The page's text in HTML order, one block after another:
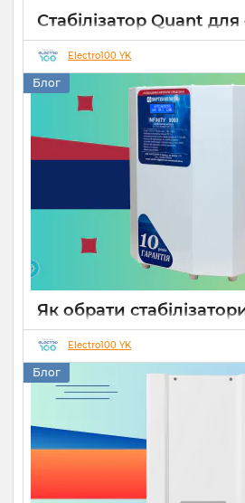
Стабілізатор Quant
роботи СЕС
Electro100 YK
Блог
Як обрати
Укртехнологія для
Electro100 YK
Блог